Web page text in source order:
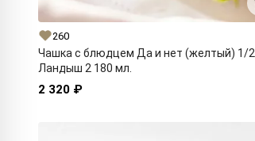
260
Чашка с блюдцем Да и нет (желтый) 1/2
Ландыш 2 180 мл.
2 320 ₽